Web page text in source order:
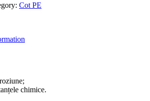
Cot PE
chimice.